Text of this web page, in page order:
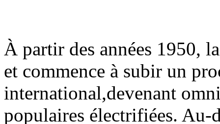
À partir des années 1950,
et commence à subir un
international,devenant
populaires électrifiées. Au-